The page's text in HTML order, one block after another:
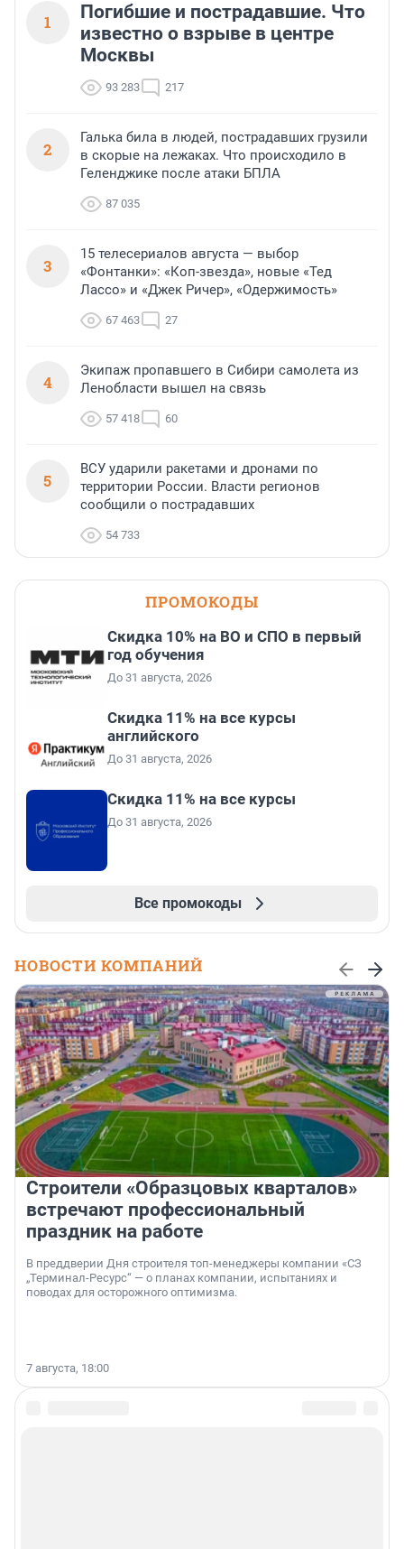
1
Погибшие и пострадавшие. Что
известно о взрыве в центре
Москвы
93 283 217
2
Галька била в людей, пострадавших грузили
в скорые на лежаках. Что происходило в
Геленджике после атаки БПЛА
87 035
3
15 телесериалов августа — выбор
«Фонтанки»: «Коп-звезда», новые «Тед
Лассо» и «Джек Ричер», «Одержимость»
67 463 27
4
Экипаж пропавшего в Сибири самолета из
Ленобласти вышел на связь
57 418 60
5
ВСУ ударили ракетами и дронами по
территории России. Власти регионов
сообщили о пострадавших
54 733
ПРОМОКОДЫ
Скидка 10% на ВО и СПО в первый
год обучения
До 31 августа, 2026
Скидка 11% на все курсы
английского
До 31 августа, 2026
Скидка 11% на все курсы
До 31 августа, 2026
Все промокоды
НОВОСТИ КОМПАНИЙ
Строители «Образцовых кварталов»
встречают профессиональный
праздник на работе
В преддверии Дня строителя топ-менеджеры компании «СЗ
„Терминал-Ресурс“ — о планах компании, испытаниях и
поводах для осторожного оптимизма.
7 августа, 18:00